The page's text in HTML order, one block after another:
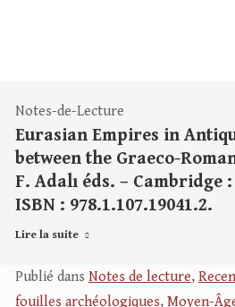
Notes-de-Lecture
Eurasian Empires in
between the Graeco-
F. Adalı éds. –
ISBN : 978.1.107.19041.2.
Lire la suite
Publié dans Notes de lecture,
fouilles archéologiques, Moyen-